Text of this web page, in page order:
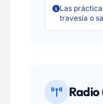
Las
travesía o
Radio